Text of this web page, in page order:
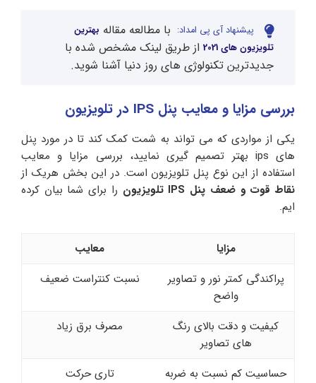
پیشنهاد آی پی امداد: با مطالعه مقاله بهترین
تلویزیون های 2021
از طریق لینک مشخص شده با
جدیدترین تکنولوژی های روز دنیا آشنا شوید.
بررسی مزایا و معایب پنل IPS در تلویزیون
یکی از مواردی که می تواند به شمت کمک کند تا در مورد پنل
های ips بهتر تصمیم گیری نمایید، بررسی مزایا و معایب
استفاده از این نوع پنل تلویزیون است. در این بخش هریک از
نقاط قوت و ضعف پنل IPS تلویزیون
را برای شما بیان کرده
ایم.
مزایا
معایب
پراکندگی کمتر نور و تصاویر
واضح
نسبت کنتراست ضعیف
کیفیت و دقت بالای رنگ
های تصاویر
مصرف برق زیاد
حساسیت کم نسبت به ضربه
تاری حرکت